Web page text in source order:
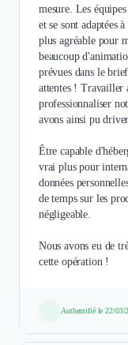
mesure. Les
et se sont adaptées
plus agréable pour
beaucoup
prévues dans le
attentes ! Travailler
professionnaliser
avons ainsi pu
Être capable
vrai plus pour
données
de temps sur les
négligeable.
Nous avons eu de
cette opération !
Authentifié le 22/03/